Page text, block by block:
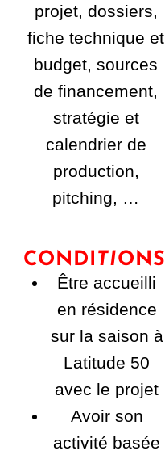
projet, dossiers,
fiche technique et
budget, sources
de financement,
stratégie et
calendrier de
production,
pitching, …
CONDI TIONS
Être accueilli
en résidence
sur la saison à
Latitude 50
avec le projet
Avoir son
activité basée